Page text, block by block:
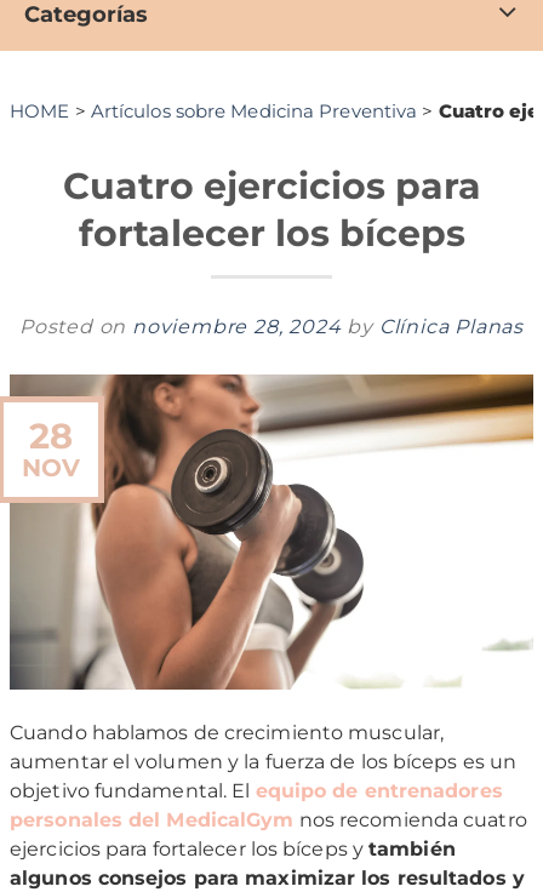
Categorías
HOME > Artículos sobre Medicina Preventiva > Cuatro
Cuatro ejercicios para
fortalecer los bíceps
Posted on noviembre 28, 2024 by Clínica Planas
28
NOV
Cuando hablamos de crecimiento muscular,
aumentar el volumen y la fuerza de los bíceps es un
objetivo fundamental. El equipo de entrenadores
personales del MedicalGym nos recomienda cuatro
ejercicios para fortalecer los bíceps ytambién
algunos consejos para maximizar los resultados y